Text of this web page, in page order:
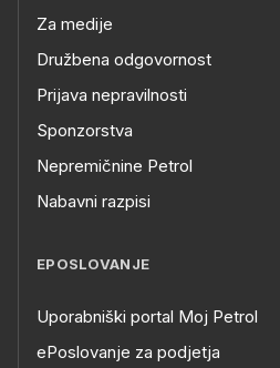
Za medije
Družbena odgovornost
Prijava nepravilnosti
Sponzorstva
Nepremičnine Petrol
Nabavni razpisi
EPOSLOVANJE
Uporabniški portal Moj Petrol
ePoslovanje za podjetja